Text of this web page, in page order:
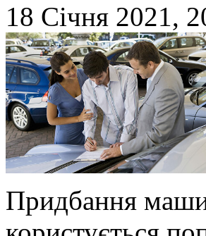
18 Січня 2021,
Придбання